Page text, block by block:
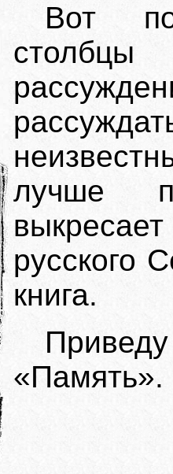
Вот
лучше
русского
книга.
«Память».